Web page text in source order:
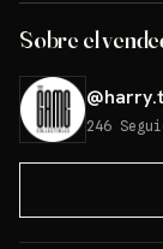
Sobre el
@
246